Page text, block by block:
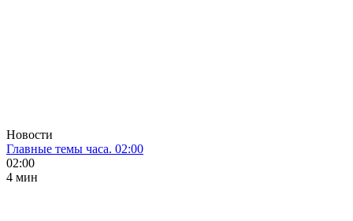
Новости
Главные темы часа. 02:00
02:00
4 мин